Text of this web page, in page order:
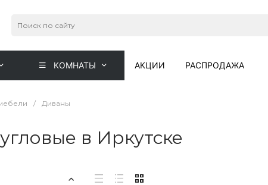
КОМНАТЫ АКЦИИ РАСПРОДАЖА
/ Диваны
в Иркутске